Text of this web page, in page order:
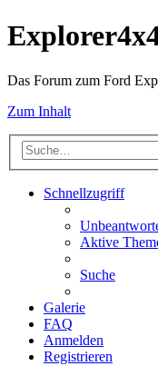
Das Forum zum Ford
Zum Inhalt
Schnellzugriff
Aktive
Suche
Galerie
FAQ
Anmelden
Registrieren